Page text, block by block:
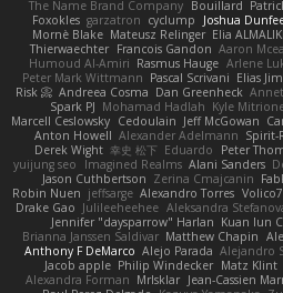
The Name Brand Company Bouillard
Foxokles garzatron cyclump Joshua
Mornè Blake Mateusz Relinger Elia ALMALIKI
Thierwaechter Francois Gandon Aaron
Humoud Al-Amiri Rasmus Hauge Arlene
Peter Mark Wittmann Pascal Scrivani Elias
Risk 📀 Andreea Cosma Dan Greenheck
Spark PJ Mohamad Hadlah Kyle
Marcell Ceslowsky Cedoulain Jeff McGowan
Anton Howell Alexander Adelmann Spirit-
Derek Wight 幸史 松下 Eduardo Peter
yuijung seo
Imagined Realms Alani Sanders
Jason Cuthbertson Zerina Cmajcanin
Robin Nuen jeffsarge Alexandro Torres
Drake Gao Julileeheehee Aleksandra
Jennifer "daysparrow" Harlan Kuan lun
Brianna Janssen Saldivar Matthew Chapin
Anthony F DeMarco Alejo Parada Alejandro
Jacob apple Philip Windecker Matz Klint
Alexandra Forman MrIsklar Jean-Cassien